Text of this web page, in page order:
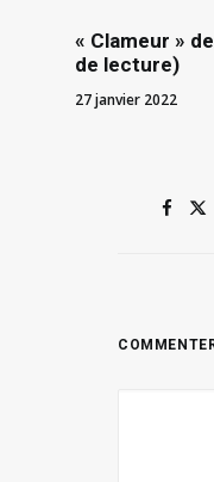
« Clameur »
de lecture)
27 janvier 2022